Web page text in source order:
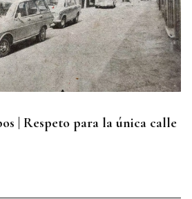
| Respeto para la única calle